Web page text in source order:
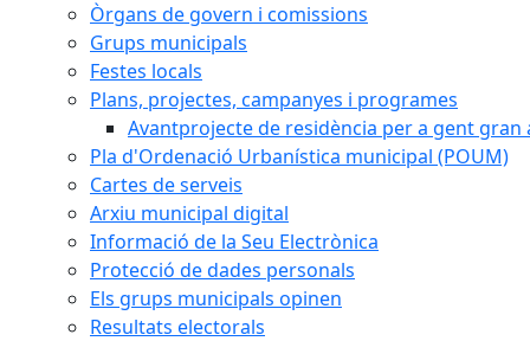
Òrgans de govern i comissions
Grups municipals
Festes locals
Plans, projectes, campanyes i programes
Avantprojecte de residència per a gent gran
Pla d'Ordenació Urbanística municipal (POUM)
Cartes de serveis
Arxiu municipal digital
Informació de la Seu Electrònica
Protecció de dades personals
Els grups municipals opinen
Resultats electorals